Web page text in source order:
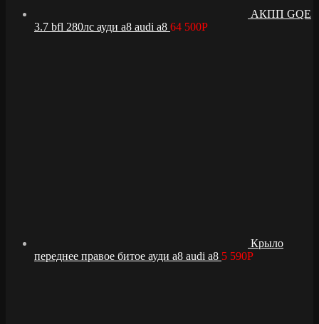
АКПП GQE
3.7 bfl 280лс ауди а8 audi a8 64 500Р
Крыло
переднее правое битое ауди а8 audi a8 5 590Р